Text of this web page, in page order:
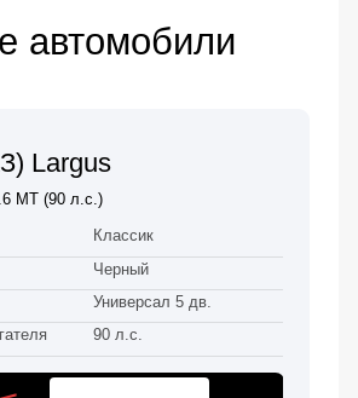
автомобили
Largus
MT (90 л.с.)
Классик
Черный
Универсал 5 дв.
90 л.с.